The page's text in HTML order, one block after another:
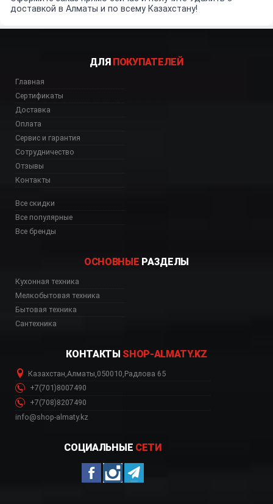
доставкой в Алматы и по всему Казахстану!
цена, Астана,
ДЛЯ ПОКУПАТЕЛЕЙ
Главная
Сертификаты
Доставка
Оплата
Сервис и гарантия
Сотрудничество
Отзывы
Контакты
Все скидки
Все популярные
Все бренды
ОСНОВНЫЕ РАЗДЕЛЫ
Кухонная техника
Мелкобытовая техника
Бытовая техника
Сантехника
КОНТАКТЫ SHOP-ALMATY.KZ
Казахстан Алматы 050010 Радлова 65
+7(701)8007490
+7(708)8207490
info@shop-almaty.kz
СОЦИАЛЬНЫЕ СЕТИ